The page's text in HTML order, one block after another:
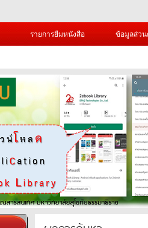
รายการยืมหนังสือ ข้อมูลส่ว